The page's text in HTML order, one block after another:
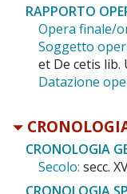
RAPPORTO
Opera finale/
Soggetto
et De cetis lib.
Datazione
CRONOLOGIA
Secolo: secc.